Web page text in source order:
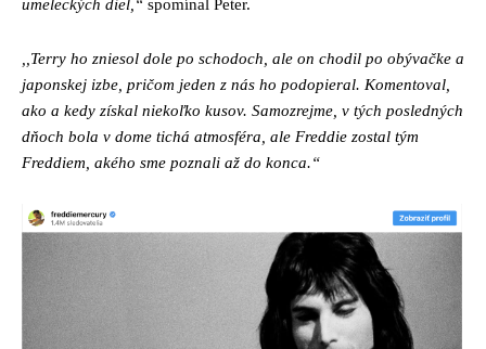
umeleckých diel,“ spomínal Peter.
,,Terry ho zniesol dole po schodoch, ale on chodil po obývačke a
japonskej izbe, pričom jeden z nás ho podopieral. Komentoval,
ako a kedy získal niekoľko kusov. Samozrejme, v tých posledných
dňoch bola v dome tichá atmosféra, ale Freddie zostal tým
Freddiem, akého sme poznali až do konca.“